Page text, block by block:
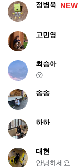
정병욱 NEW
고민영
최승아
😚
송송
하하
대현
안녕하세요